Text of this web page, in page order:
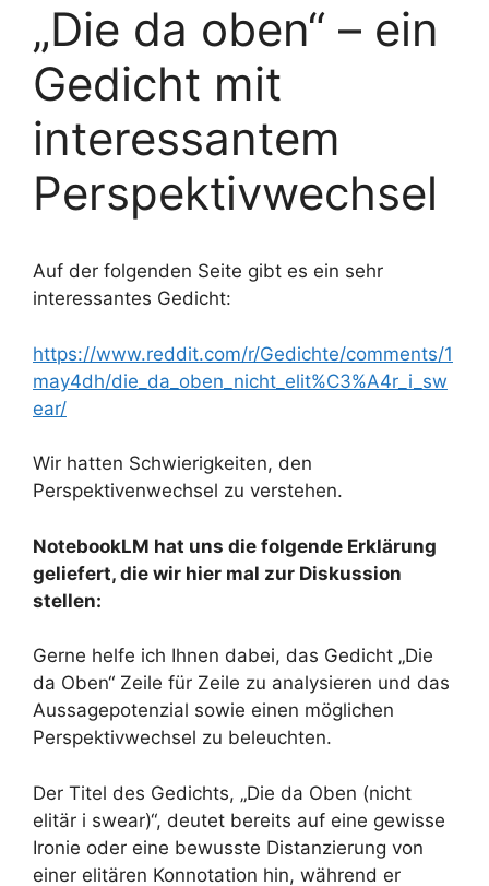
„Die da oben“ – ein
Gedicht mit
interessantem
Perspektivwechsel
Auf der folgenden Seite gibt es ein sehr
interessantes Gedicht:
https://www.reddit.com/r/Gedichte/comments/1
may4dh/die_da_oben_nicht_elit%C3%A4r_i_sw
ear/
Wir hatten Schwierigkeiten, den
Perspektivenwechsel zu verstehen.
NotebookLM hat uns die folgende Erklärung
geliefert, die wir hier mal zur Diskussion
stellen:
Gerne helfe ich Ihnen dabei, das Gedicht „Die
da Oben“ Zeile für Zeile zu analysieren und das
Aussagepotenzial sowie einen möglichen
Perspektivwechsel zu beleuchten.
Der Titel des Gedichts, „Die da Oben (nicht
elitär i swear)“, deutet bereits auf eine gewisse
Ironie oder eine bewusste Distanzierung von
einer elitären Konnotation hin, während er